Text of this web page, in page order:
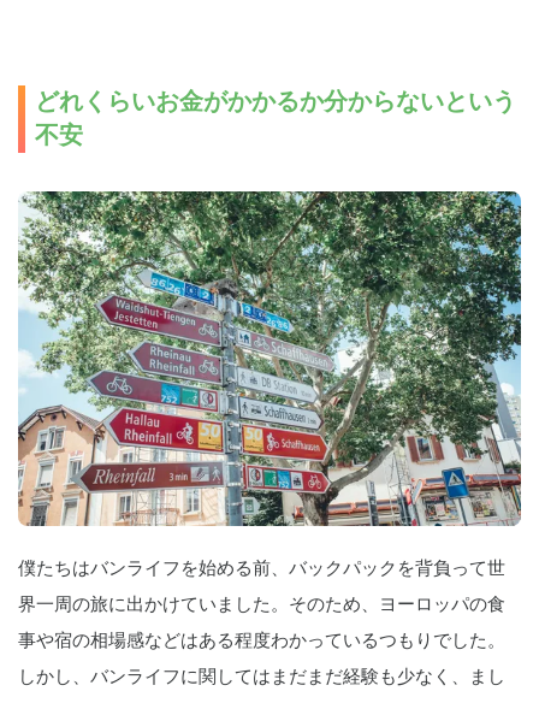
どれくらいお金がかかるか分からないという
不安
僕たちはバンライフを始める前、バックパックを背負って世
界一周の旅に出かけていました。そのため、ヨーロッパの食
事や宿の相場感などはある程度わかっているつもりでした。
しかし、バンライフに関してはまだまだ経験も少なく、まし